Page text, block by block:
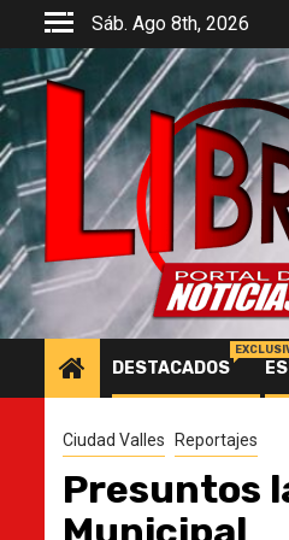
Saltar
contenido
Sáb. Ago 8th, 2026
DESTACADOS
Ciudad Valles Reportajes
Presuntos